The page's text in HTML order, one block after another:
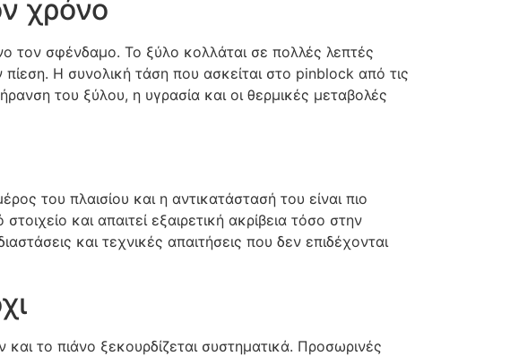
χρόνο
τον σφένδαμο. Το ξύλο κολλάται σε πολλές λεπτές
Η συνολική τάση που ασκείται στο pinblock από τις
του ξύλου, η υγρασία και οι θερμικές μεταβολές
του πλαισίου και η αντικατάστασή του είναι πιο
και απαιτεί εξαιρετική ακρίβεια τόσο στην
και τεχνικές απαιτήσεις που δεν επιδέχονται
το πιάνο ξεκουρδίζεται συστηματικά. Προσωρινές